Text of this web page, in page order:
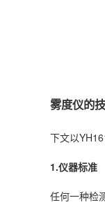
雾度仪的
下文以
1.仪器标准
任何一种检